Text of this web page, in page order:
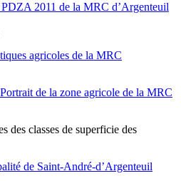
2011 de la MRC d’Argenteuil
agricoles de la MRC
de la zone agricole de la MRC
des classes de superficie des
de Saint-André-d’Argenteuil